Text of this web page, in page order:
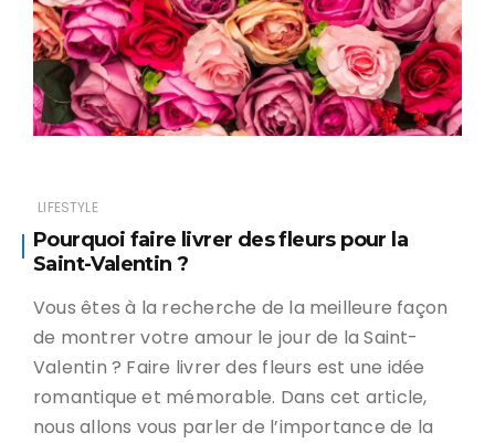
LIFESTYLE
Pourquoi faire livrer des fleurs pour la
Saint-Valentin ?
Vous êtes à la recherche de la meilleure façon
de montrer votre amour le jour de la Saint-
Valentin ? Faire livrer des fleurs est une idée
romantique et mémorable. Dans cet article,
nous allons vous parler de l’importance de la